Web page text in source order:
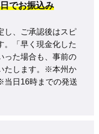
でお振込み
し、ご承認後はスピ
。「早く現金化した
った場合も、事前の
たします。※本州か
当日16時までの発送